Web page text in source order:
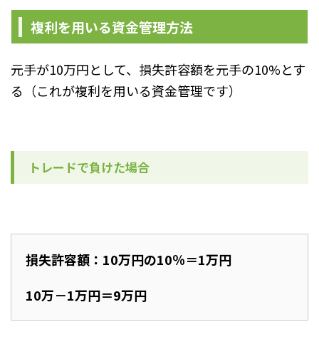
複利を用いる資金管理方法
元手が10万円として、損失許容額を元手の10%とす
る（これが複利を用いる資金管理です）
トレードで負けた場合
損失許容額：10万円の10％＝1万円
10万－1万円＝9万円